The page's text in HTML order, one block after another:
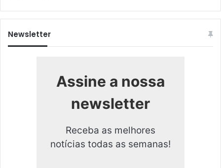
Newsletter
Assine a nossa
newsletter
Receba as melhores
notícias todas as semanas!